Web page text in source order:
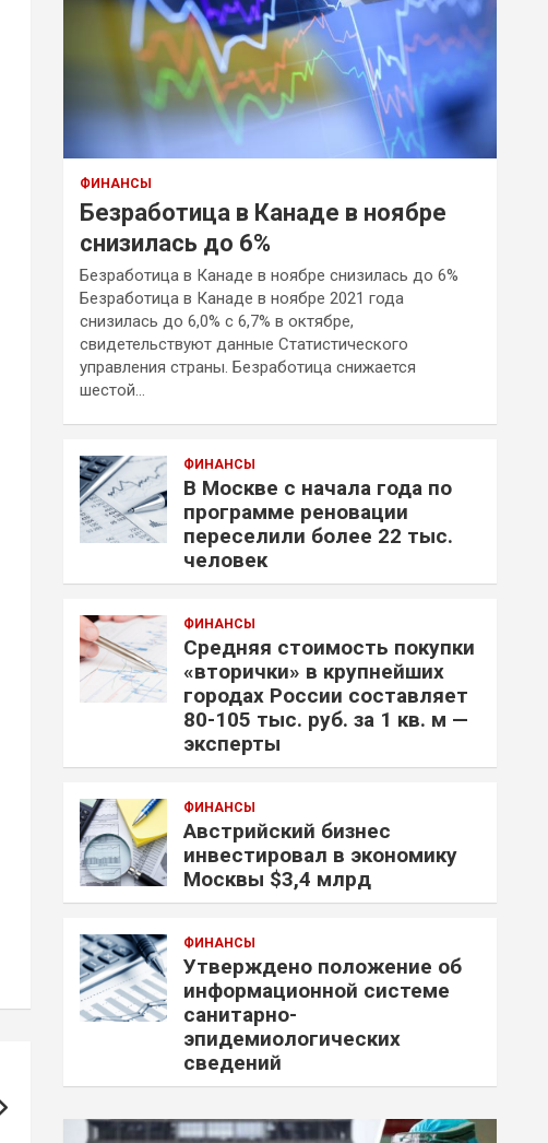
ФИНАНСЫ
Безработица в Канаде в ноябре
снизилась до 6%
Безработица в Канаде в ноябре снизилась до 6%
Безработица в Канаде в ноябре 2021 года
снизилась до 6,0% с 6,7% в октябре,
свидетельствуют данные Статистического
управления страны. Безработица снижается
шестой…
ФИНАНСЫ
В Москве с начала года по
программе реновации
переселили более 22 тыс.
человек
ФИНАНСЫ
Средняя стоимость покупки
«вторички» в крупнейших
городах России составляет
80-105 тыс. руб. за 1 кв. м —
эксперты
ФИНАНСЫ
Австрийский бизнес
инвестировал в экономику
Москвы $3,4 млрд
ФИНАНСЫ
Утверждено положение об
информационной системе
санитарно-
эпидемиологических
сведений